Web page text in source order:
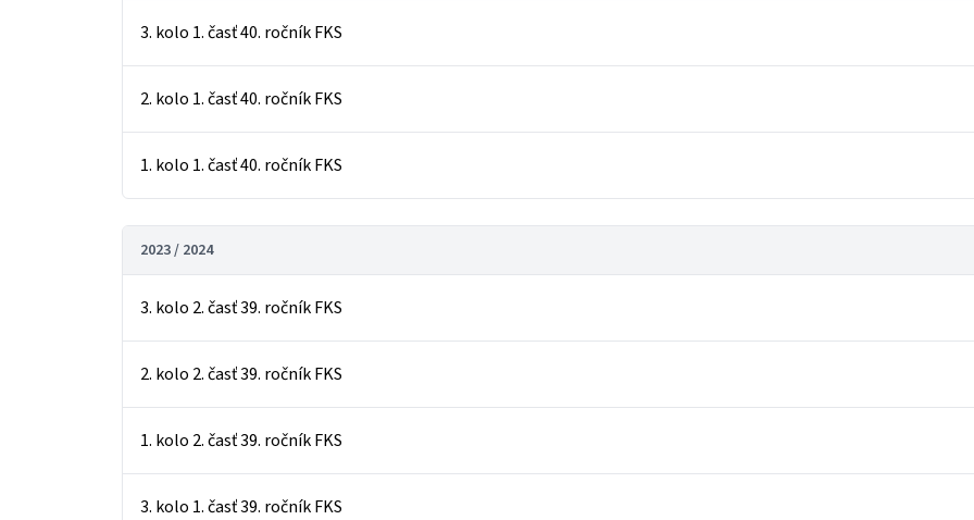
3. kolo 1. časť 40. ročník FKS
2. kolo 1. časť 40. ročník FKS
1. kolo 1. časť 40. ročník FKS
2023 / 2024
3. kolo 2. časť 39. ročník FKS
2. kolo 2. časť 39. ročník FKS
1. kolo 2. časť 39. ročník FKS
3. kolo 1. časť 39. ročník FKS